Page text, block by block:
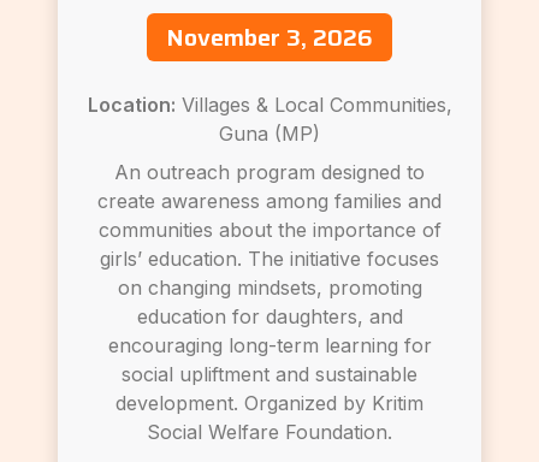
November 3, 2026
Location: Villages & Local Communities,
Guna (MP)
An outreach program designed to
create awareness among families and
communities about the importance of
girls’ education. The initiative focuses
on changing mindsets, promoting
education for daughters, and
encouraging long-term learning for
social upliftment and sustainable
development. Organized by Kritim
Social Welfare Foundation.